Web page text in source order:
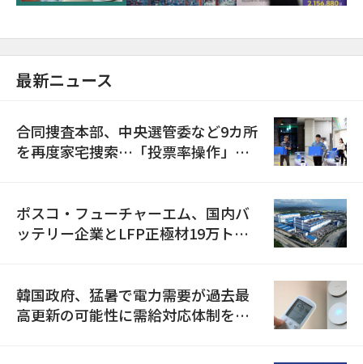
最新ニュース
合同捜査本部、中央選管委など9カ所
を再度家宅捜索…「投票率操作」の
ポスコ・フューチャーエム、国内バ
ッテリー企業とLFP正極材19万トン
韓国政府、猛暑で電力需要が過去最
高更新の可能性に需給対応体制を点